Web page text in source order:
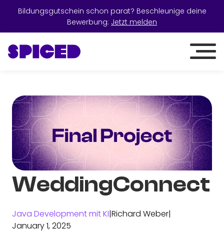
Bildungsgutschein schon parat? Beschleunige deine
Bewerbung: Jetzt melden
WeddingConnect
Java Development mit KI|Richard Weber|
January 1, 2025